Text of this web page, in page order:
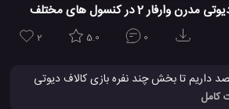
2 در کنسول های مختلف
2 5.0 0
داریم تا بخش چند نفره بازی کالاف دیوتی
2022، بیشتر مورد تحلیل و برسی قرار دهیم؛ همچنین قصدکامل